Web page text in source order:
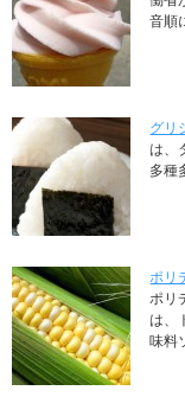
音順
グリ
は、
多種
ポリ
ポリ
は、
味料